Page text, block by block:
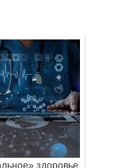
здоровье